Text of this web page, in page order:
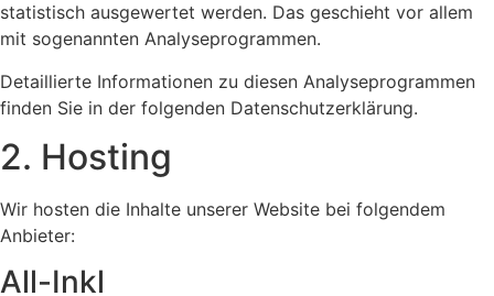
statistisch ausgewertet werden. Das geschieht vor allem
mit sogenannten Analyseprogrammen.
Detaillierte Informationen zu diesen Analyseprogrammen
finden Sie in der folgenden Datenschutzerklärung.
2. Hosting
Wir hosten die Inhalte unserer Website bei folgendem
Anbieter:
All-Inkl